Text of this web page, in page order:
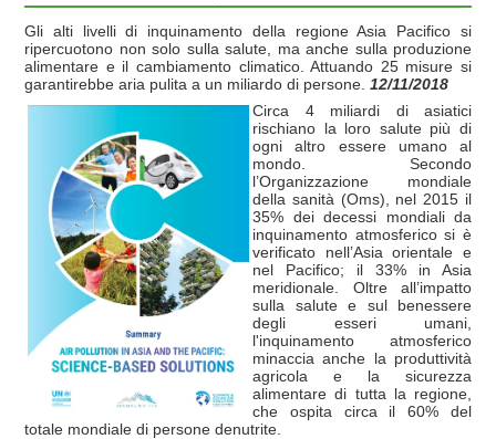
Gli alti livelli di inquinamento della regione Asia Pacifico si
ripercuotono non solo sulla salute, ma anche sulla produzione
alimentare e il cambiamento climatico. Attuando 25 misure si
garantirebbe aria pulita a un miliardo di persone. 12/11/2018
Circa 4 miliardi di asiatici
rischiano la loro salute più di
ogni altro essere umano al
mondo. Secondo
l’Organizzazione mondiale
della sanità (Oms), nel 2015 il
35% dei decessi mondiali da
inquinamento atmosferico si è
verificato nell’Asia orientale e
nel Pacifico; il 33% in Asia
meridionale. Oltre all’impatto
sulla salute e sul benessere
degli esseri umani,
l'inquinamento atmosferico
minaccia anche la produttività
agricola e la sicurezza
alimentare di tutta la regione,
che ospita circa il 60% del
totale mondiale di persone denutrite.